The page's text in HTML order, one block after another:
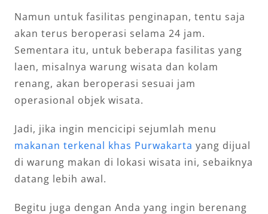
Namun untuk fasilitas penginapan, tentu saja
akan terus beroperasi selama 24 jam.
Sementara itu, untuk beberapa fasilitas yang
laen, misalnya warung wisata dan kolam
renang, akan beroperasi sesuai jam
operasional objek wisata.
Jadi, jika ingin mencicipi sejumlah menu
makanan terkenal khas Purwakarta yang dijual
di warung makan di lokasi wisata ini, sebaiknya
datang lebih awal.
Begitu juga dengan Anda yang ingin berenang